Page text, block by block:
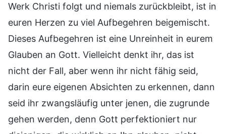
Werk Christi folgt und niemals zurückbleibt, ist in
euren Herzen zu viel Aufbegehren beigemischt.
Dieses Aufbegehren ist eine Unreinheit in eurem
Glauben an Gott. Vielleicht denkt ihr, das ist
nicht der Fall, aber wenn ihr nicht fähig seid,
darin eure eigenen Absichten zu erkennen, dann
seid ihr zwangsläufig unter jenen, die zugrunde
gehen werden, denn Gott perfektioniert nur